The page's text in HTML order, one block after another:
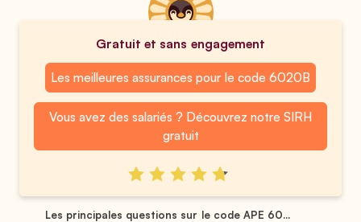
Gratuit et sans engagement
Les meilleures assurances pour le code 6020B
Vous avez des salariés ? Découvrez notre SIRH
gratuit
Les principales questions sur le code APE 60...